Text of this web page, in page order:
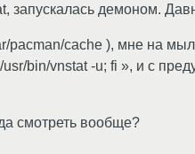
демоном.
pacman/cache ), мне на
bin/vnstat -u; fi », и с
смотреть вообще?